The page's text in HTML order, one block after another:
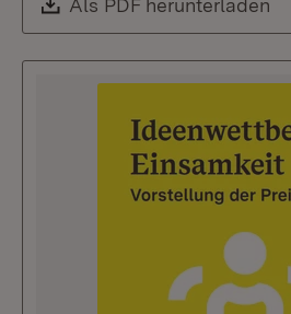
Download:
Als PDF herunterladen